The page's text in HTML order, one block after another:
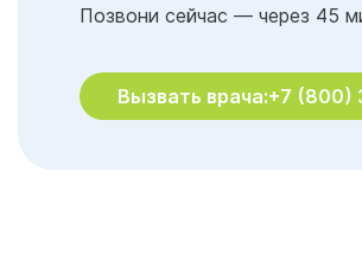
Позвони сейчас — через 45
Вызвать врача:+7 (800)